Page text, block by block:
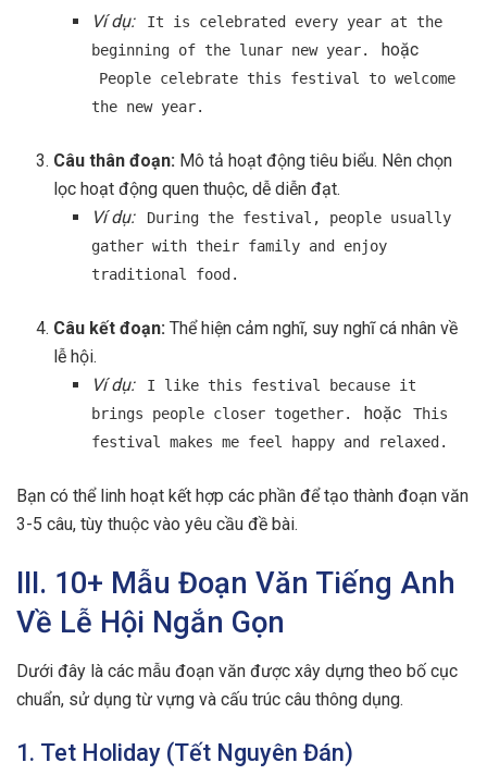
Ví dụ:
It is celebrated every year at the
beginning of the lunar new year.
hoặc
People celebrate this festival to welcome
the new year.
Câu thân đoạn: Mô tả hoạt động tiêu biểu. Nên chọn
lọc hoạt động quen thuộc, dễ diễn đạt.
Ví dụ:
During the festival, people usually
gather with their family and enjoy
traditional food.
Câu kết đoạn: Thể hiện cảm nghĩ, suy nghĩ cá nhân về
lễ hội.
Ví dụ:
I like this festival because it
brings people closer together.
hoặc
This
festival makes me feel happy and relaxed.
Bạn có thể linh hoạt kết hợp các phần để tạo thành đoạn văn
3-5 câu, tùy thuộc vào yêu cầu đề bài.
III. 10+ Mẫu Đoạn Văn Tiếng Anh
Về Lễ Hội Ngắn Gọn
Dưới đây là các mẫu đoạn văn được xây dựng theo bố cục
chuẩn, sử dụng từ vựng và cấu trúc câu thông dụng.
1. Tet Holiday (Tết Nguyên Đán)